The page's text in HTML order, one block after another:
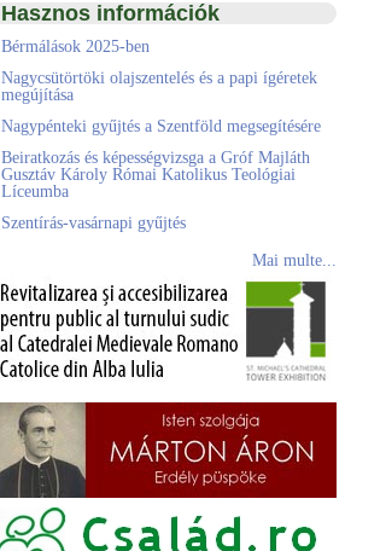
Hasznos információk
Bérmálások 2025-ben
Nagycsütörtöki olajszentelés és a papi ígéretek
megújítása
Nagypénteki gyűjtés a Szentföld megsegítésére
Beiratkozás és képességvizsga a Gróf Majláth
Gusztáv Károly Római Katolikus Teológiai
Líceumba
Szentírás-vasárnapi gyűjtés
Mai multe...